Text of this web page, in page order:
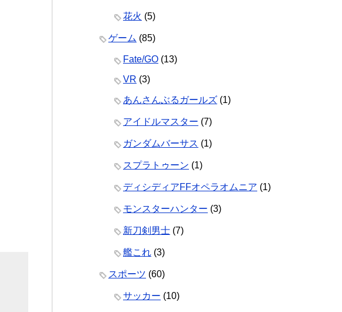
花火 (5)
ゲーム (85)
Fate/GO (13)
VR (3)
あんさんぶるガールズ (1)
アイドルマスター (7)
ガンダムバーサス (1)
スプラトゥーン (1)
ディシディアFFオペラオムニア (1)
モンスターハンター (3)
新刀剣男士 (7)
艦これ (3)
スポーツ (60)
サッカー (10)